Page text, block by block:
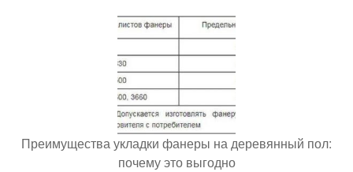
Преимущества укладки фанеры на деревянный пол:
почему это выгодно